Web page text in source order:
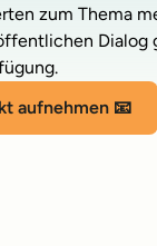
zum Thema
Dialog
aufnehmen 📧